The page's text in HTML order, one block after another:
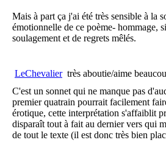
Mais à part ça j'ai été très sensible à la
émotionnelle de ce poème- hommage,
soulagement et de regrets mêlés.
LeChevalier très aboutie/aime
C'est un sonnet qui ne manque pas
premier quatrain pourrait facilement
érotique, cette interprétation s'affaiblit
disparaît tout à fait au dernier vers qui
de tout le texte (il est donc très bien